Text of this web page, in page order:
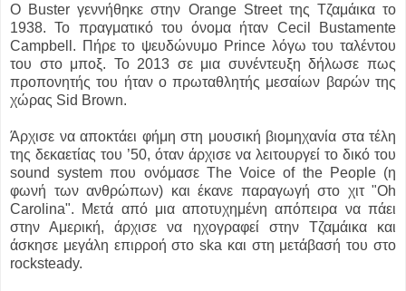
O Buster γεννήθηκε στην Orange Street της Τζαμάικα το
1938. Το πραγματικό του όνομα ήταν Cecil Bustamente
Campbell. Πήρε το ψευδώνυμο Prince λόγω του ταλέντου
του στο μποξ. Το 2013 σε μια συνέντευξη δήλωσε πως
προπονητής του ήταν ο πρωταθλητής μεσαίων βαρών της
χώρας Sid Brown.
Άρχισε να αποκτάει φήμη στη μουσική βιομηχανία στα τέλη
της δεκαετίας του ’50, όταν άρχισε να λειτουργεί το δικό του
sound system που ονόμασε The Voice of the People (η
φωνή των ανθρώπων) και έκανε παραγωγή στο χιτ "Oh
Carolina". Μετά από μια αποτυχημένη απόπειρα να πάει
στην Αμερική, άρχισε να ηχογραφεί στην Τζαμάικα και
άσκησε μεγάλη επιρροή στο ska και στη μετάβασή του στο
rocksteady.